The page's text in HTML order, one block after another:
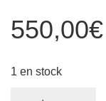
550,00€
1 en stock